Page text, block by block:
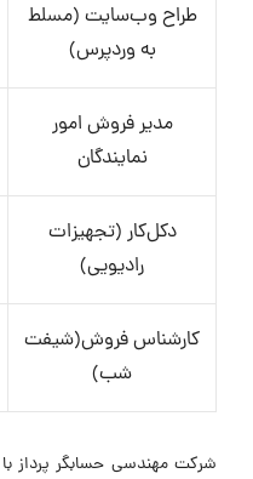
طراح وب‌سایت (مسلط
به وردپرس)
مدیر فروش امور
نمایندگان
دکل‌کار (تجهیزات
رادیویی)
کارشناس فروش(شیفت
شب)